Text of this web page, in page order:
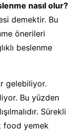
nasıl olur?
demektir. Bu
önerileri
beslenme
gelebiliyor.
Bu yüzden
Sürekli
food yemek